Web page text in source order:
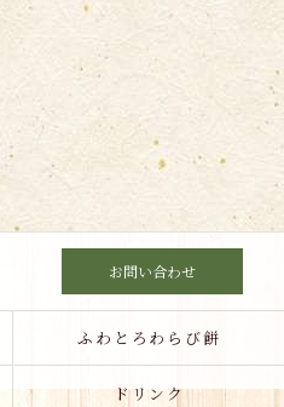
お問い合わせ
ふわとろわらび餅
ドリンク